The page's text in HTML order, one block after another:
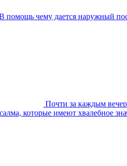
помощь чему дается наружный
Почти за каждым
которые имеют хвалебное